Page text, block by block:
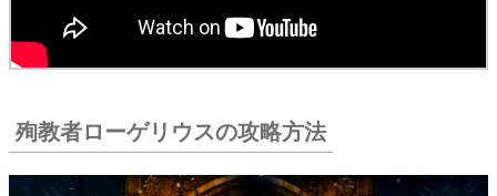
ーゲ
リウ
ての
殉教者ローゲリウスの攻略方法